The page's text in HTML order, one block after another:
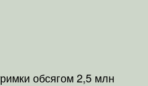
обсягом 2,5 млн